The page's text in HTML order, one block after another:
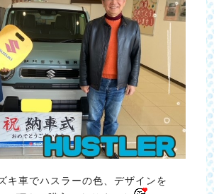
キ車でハスラーの色、デザインを